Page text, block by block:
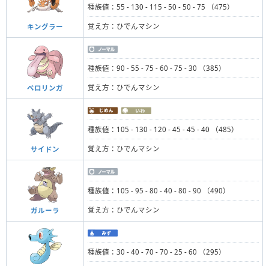
キングラー
種族値：55 - 130 - 115 - 50 - 50 - 75 （475）
覚え方：ひでんマシン
ベロリンガ
種族値：90 - 55 - 75 - 60 - 75 - 30 （385）
覚え方：ひでんマシン
サイドン
種族値：105 - 130 - 120 - 45 - 45 - 40 （485）
覚え方：ひでんマシン
ガルーラ
種族値：105 - 95 - 80 - 40 - 80 - 90 （490）
覚え方：ひでんマシン
種族値：30 - 40 - 70 - 70 - 25 - 60 （295）